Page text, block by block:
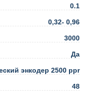
0.1
0,32- 0,96
3000
Да
энкодер 2500 ppr
48